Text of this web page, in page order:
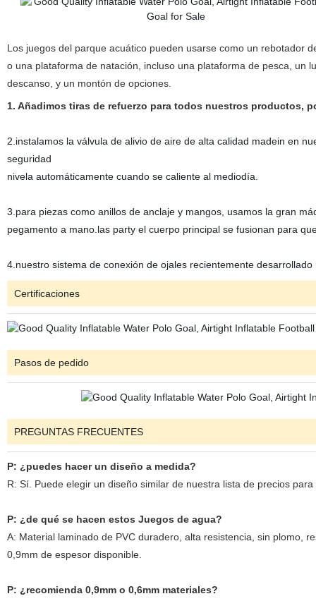
Los juegos del parque acuático pueden usarse como un rebotador
o una plataforma de natación, incluso una plataforma de pesca, un
descanso, y un montón de opciones.
1. Añadimos tiras de refuerzo para todos nuestros productos,
2.instalamos la válvula de alivio de aire de alta calidad madein en
seguridad
nivela automáticamente cuando se caliente al mediodía.
3.para piezas como anillos de anclaje y mangos, usamos la gran
pegamento a mano.las party el cuerpo principal se fusionan para
4.nuestro sistema de conexión de ojales recientemente
Certificaciones
Pasos de pedido
PREGUNTAS FRECUENTES
P: ¿puedes hacer un diseño a medida?
R: Sí. Puede elegir un diseño similar de nuestra lista de precios
P: ¿de qué se hacen estos Juegos de agua?
A: Material laminado de PVC duradero, alta resistencia, sin plomo,
0,9mm de espesor disponible.
P: ¿recomienda 0,9mm o 0,6mm materiales?